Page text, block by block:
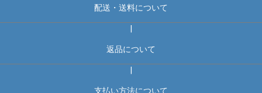
配送・送料について
返品について
支払い方法について